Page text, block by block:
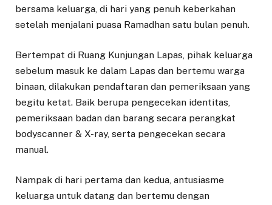
bersama keluarga, di hari yang penuh keberkahan
setelah menjalani puasa Ramadhan satu bulan penuh.
Bertempat di Ruang Kunjungan Lapas, pihak keluarga
sebelum masuk ke dalam Lapas dan bertemu warga
binaan, dilakukan pendaftaran dan pemeriksaan yang
begitu ketat. Baik berupa pengecekan identitas,
pemeriksaan badan dan barang secara perangkat
bodyscanner & X-ray, serta pengecekan secara
manual.
Nampak di hari pertama dan kedua, antusiasme
keluarga untuk datang dan bertemu dengan